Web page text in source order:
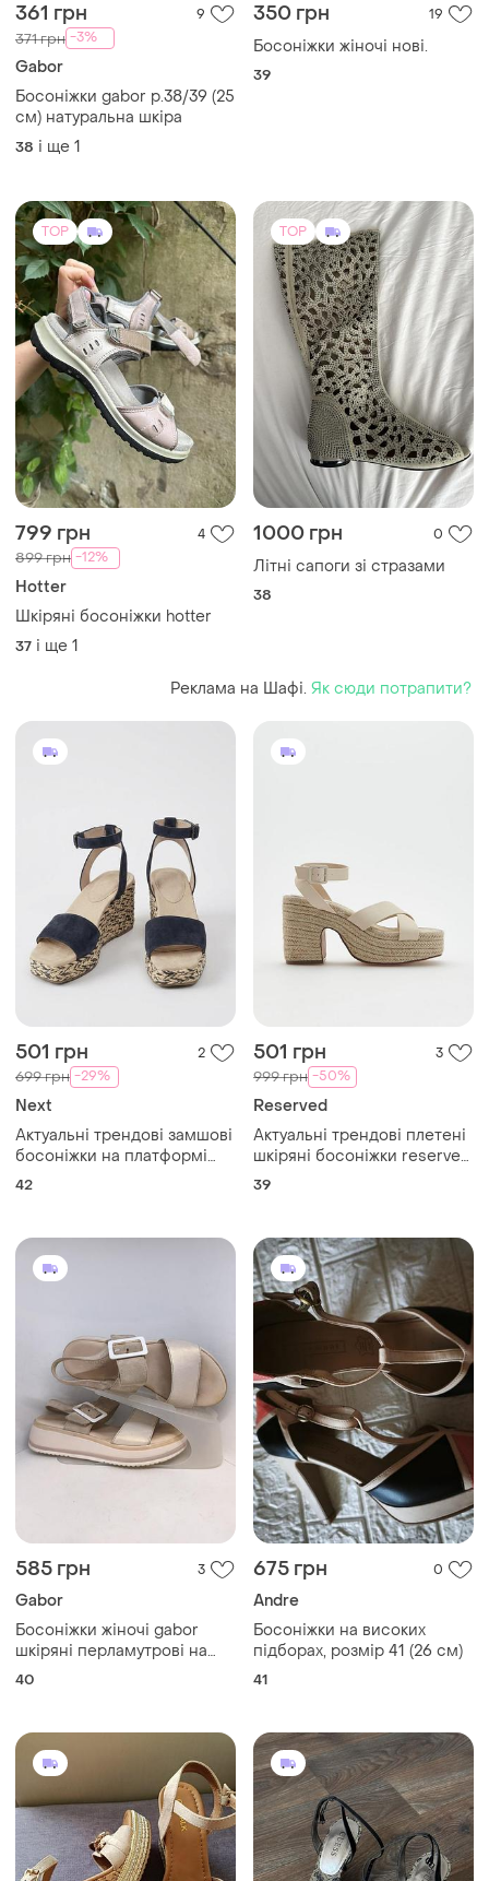
361 грн 9
371 грн -3%
Gabor
Босоніжки gabor р.38/39 (25
см) натуральна шкіра
38 і ще 1
350 грн 19
Босоніжки жіночі нові.
39
TOP
799 грн 4
899 грн -12%
Hotter
Шкіряні босоніжки hotter
37 і ще 1
TOP
1000 грн 0
Літні сапоги зі стразами
38
Реклама на Шафі. Як сюди потрапити?
501 грн 2
699 грн -29%
Next
Актуальні трендові замшові
босоніжки на платформі
next comfort 42 розмір 🔥🔥
42
501 грн 3
999 грн -50%
Reserved
Актуальні трендові плетені
шкіряні босоніжки reserved
39 р 🔥🔥🔥
39
585 грн 3
Gabor
Босоніжки жіночі gabor
шкіряні перламутрові на
липучках оригінал,в
40
675 грн 0
Andre
Босоніжки на високих
підборах, розмір 41 (26 см)
41